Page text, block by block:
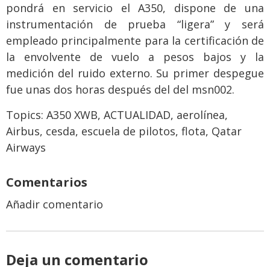
pondrá en servicio el A350, dispone de una
instrumentación de prueba “ligera” y será
empleado principalmente para la certificación de
la envolvente de vuelo a pesos bajos y la
medición del ruido externo. Su primer despegue
fue unas dos horas después del del msn002.
Topics: A350 XWB, ACTUALIDAD, aerolínea,
Airbus, cesda, escuela de pilotos, flota, Qatar
Airways
Comentarios
Añadir comentario
Deja un comentario